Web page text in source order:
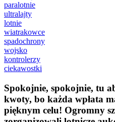
paralotnie
ultralajty
lotnie
wiatrakowce
spadochrony
wojsko
kontrolerzy
ciekawostki
Spokojnie, spokojnie, tu
kwoty, bo każda wpłata
pięknym celu! Ogromny